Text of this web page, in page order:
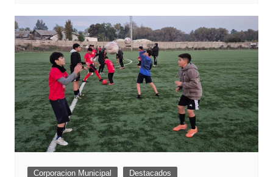
Corporacion Municipal Destacados